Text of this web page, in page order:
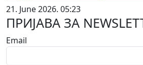
21. June 2026. 05:23
ПРИЈАВА ЗА
Email